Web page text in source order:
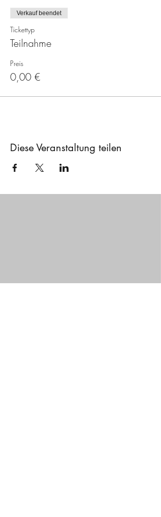
Verkauf beendet
Tickettyp
Teilnahme
Preis
0,00 €
Diese Veranstaltung teilen